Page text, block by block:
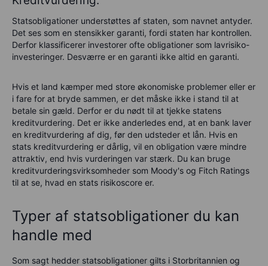
Statsobligationer understøttes af staten, som navnet antyder.
Det ses som en stensikker garanti, fordi staten har kontrollen.
Derfor klassificerer investorer ofte obligationer som lavrisiko-
investeringer. Desværre er en garanti ikke altid en garanti.
Hvis et land kæmper med store økonomiske problemer eller er
i fare for at bryde sammen, er det måske ikke i stand til at
betale sin gæld. Derfor er du nødt til at tjekke statens
kreditvurdering. Det er ikke anderledes end, at en bank laver
en kreditvurdering af dig, før den udsteder et lån. Hvis en
stats kreditvurdering er dårlig, vil en obligation være mindre
attraktiv, end hvis vurderingen var stærk. Du kan bruge
kreditvurderingsvirksomheder som Moody's og Fitch Ratings
til at se, hvad en stats risikoscore er.
Typer af statsobligationer du kan
handle med
Som sagt hedder statsobligationer gilts i Storbritannien og